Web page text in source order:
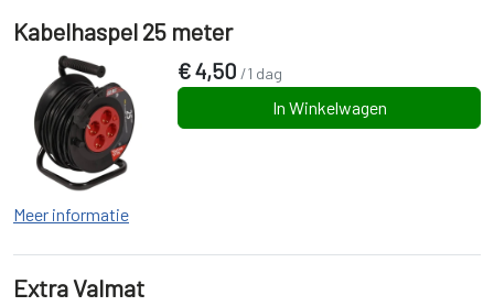
Kabelhaspel 25 meter
€4,50 /1 dag
In Winkelwagen
Meer informatie
Extra Valmat